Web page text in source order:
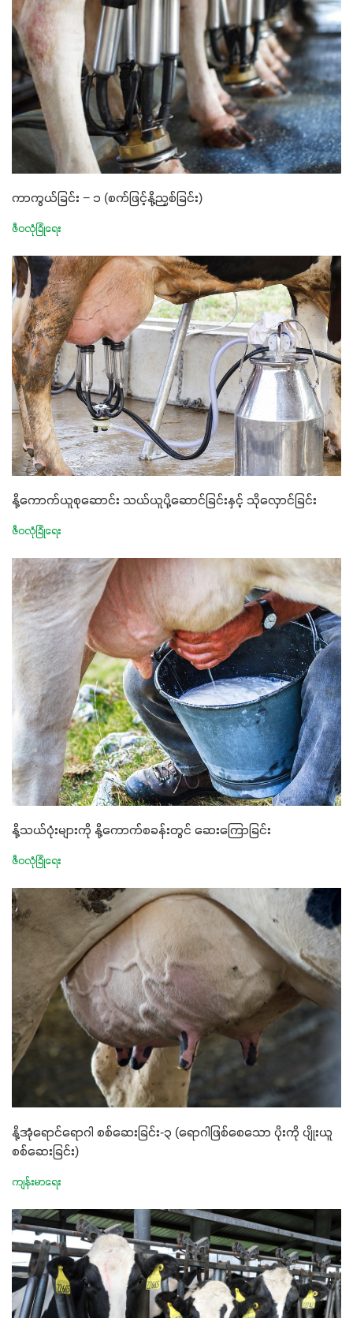
ကာကွယ်ခြင်း − ၁ (စက်ဖြင့်နို့ညှစ်ခြင်း)
ဇီဝလုံခြုံရေး
နို့ကောက်ယူစုဆောင်း သယ်ယူပို့ဆောင်ခြင်းနှင့် သိုလှောင်ခြင်း
ဇီဝလုံခြုံရေး
နို့သယ်ပုံးများကို နို့ကောက်စခန်းတွင် ဆေးကြောခြင်း
ဇီဝလုံခြုံရေး
နို့အုံရောင်ရောဂါ စစ်ဆေးခြင်း-၃ (ရောဂါဖြစ်စေသော ပိုးကို ပျိုးယူ
စစ်ဆေးခြင်း)
ကျန်းမာရေး